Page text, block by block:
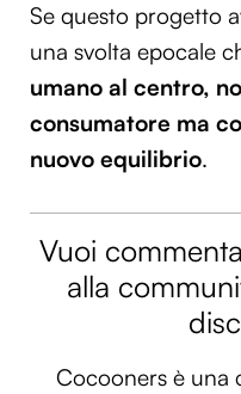
Se questo progetto
una svolta epocale
umano al centro,
consumatore ma
nuovo equilibrio.
Vuoi
alla
Cocooners è una